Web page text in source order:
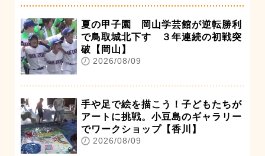
夏の甲子園 岡山学芸館が逆転勝利
で鳥取城北下す ３年連続の初戦突
破【岡山】
2026/08/09
手や足で絵を描こう！子どもたちが
アートに挑戦。小豆島のギャラリー
でワークショップ【香川】
2026/08/09